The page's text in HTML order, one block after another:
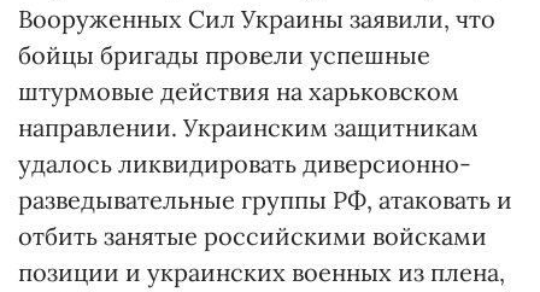
Вооруженных Сил Украины заявили, что
бойцы бригады провели успешные
штурмовые действия на харьковском
направлении. Украинским защитникам
удалось ликвидировать диверсионно-
разведывательные группы РФ, атаковать и
отбить занятые российскими войсками
позиции и украинских военных из плена,